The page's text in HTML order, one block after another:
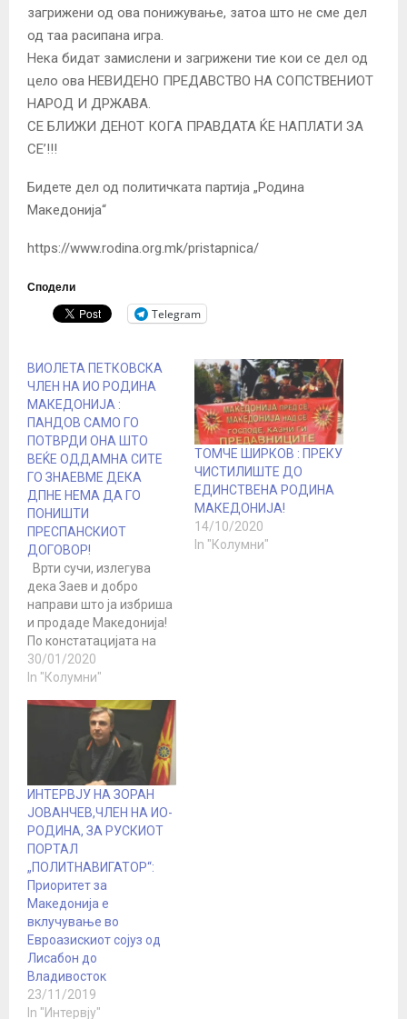
загрижени од ова понижување, затоа што не сме дел
од таа расипана игра.
Нека бидат замислени и загрижени тие кои се дел од
цело ова НЕВИДЕНО ПРЕДАВСТВО НА СОПСТВЕНИОТ
НАРОД И ДРЖАВА.
СЕ БЛИЖИ ДЕНОТ КОГА ПРАВДАТА ЌЕ НАПЛАТИ ЗА
СЕ’!!!
Бидете дел од политичката партија „Родина
Македонија“
https://www.rodina.org.mk/pristapnica/
Сподели
Telegram
ВИОЛЕТА ПЕТКОВСКА
ЧЛЕН НА ИО РОДИНА
МАКЕДОНИЈА :
ПАНДОВ САМО ГО
ПОТВРДИ ОНА ШТО
ВЕЌЕ ОДДАМНА СИТЕ
ГО ЗНАЕВМЕ ДЕКА
ДПНЕ НЕМА ДА ГО
ПОНИШТИ
ПРЕСПАНСКИОТ
ДОГОВОР!
Врти сучи, излегува
дека Заев и добро
направи што ја избриша
и продаде Македонија!
По констатацијата на
врхушката на вмровци
дека никој нема да
додека не влеземе во
Еу, да нагласам.!! Затоа
што да бидеш во Еу и
НАТО е многу побитно
како никој…
30/01/2020
In "Колумни"
ТОМЧЕ ШИРКОВ : ПРЕКУ
ЧИСТИЛИШТЕ ДО
ЕДИНСТВЕНА РОДИНА
МАКЕДОНИЈА!
14/10/2020
In "Колумни"
ИНТЕРВЈУ НА ЗОРАН
ЈОВАНЧЕВ,ЧЛЕН НА ИО-
РОДИНА, ЗА РУСКИОТ
ПОРТАЛ
„ПОЛИТНАВИГАТОР“:
Приоритет за
Македонија е
вклучување во
Евроазискиот сојуз од
Лисабон до
Владивосток
23/11/2019
In "Интервју"